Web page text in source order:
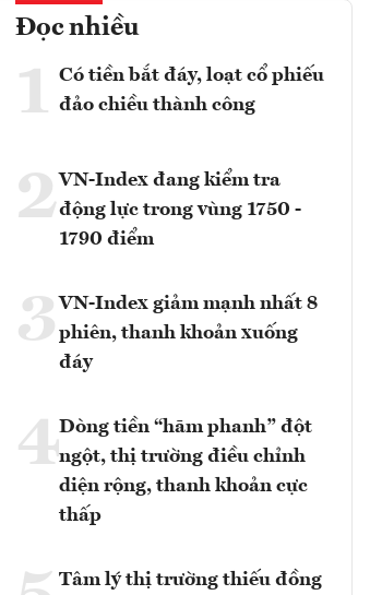
Đọc nhiều
1 Có tiền bắt đáy, loạt cổ phiếu
đảo chiều thành công
2VN-Index đang kiểm tra
động lực trong vùng 1750 -
1790 điểm
3 VN-Index giảm mạnh nhất 8
phiên, thanh khoản xuống
đáy
4Dòng tiền “hãm phanh” đột
ngột, thị trường điều chỉnh
diện rộng, thanh khoản cực
thấp
Tâm lý thị trường thiếu đồng